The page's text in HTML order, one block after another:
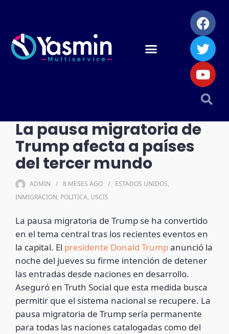
La pausa migratoria de
Trump afecta a países
del tercer mundo
ADMIN 8 MESES AGO ESTADOS UNIDOS,
INMIGRACION, POLITICA, USCIS
La pausa migratoria de Trump se ha convertido
en el tema central tras los recientes eventos en
la capital. El presidente Donald Trumpanunció la
noche del jueves su firme intención de detener
las entradas desde naciones en desarrollo.
Aseguró en Truth Social que esta medida busca
permitir que el sistema nacional se recupere. La
pausa migratoria de Trump sería permanente
para todas las naciones catalogadas como del